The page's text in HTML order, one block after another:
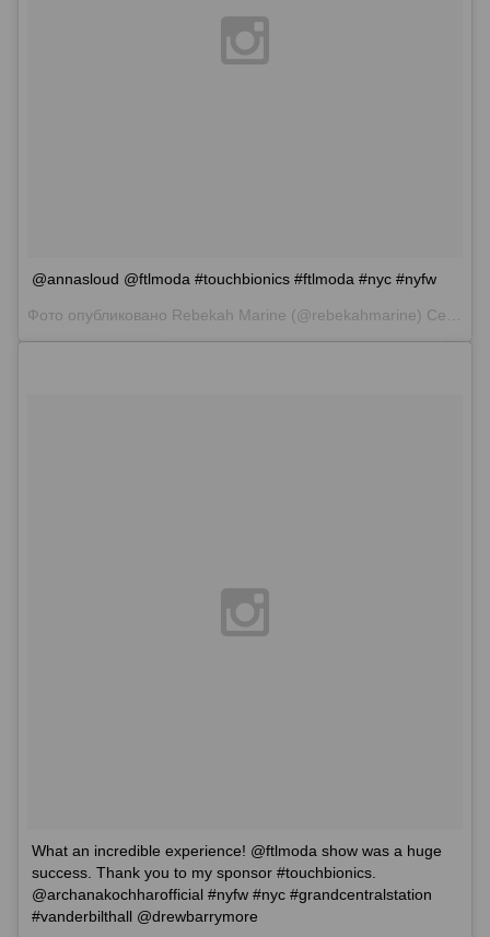
@annasloud @ftlmoda #touchbionics #ftlmoda #nyc #nyfw
Фото опубликовано Rebekah Marine (@rebekahmarine) Сен 13 2015 в 6:25 PDT
What an incredible experience! @ftlmoda show was a huge
success. Thank you to my sponsor #touchbionics.
@archanakochharofficial #nyfw #nyc #grandcentralstation
#vanderbilthall @drewbarrymore